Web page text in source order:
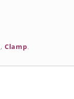
, Clamp.